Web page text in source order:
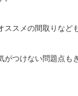
ススメの間取りなど
がつけない問題点も